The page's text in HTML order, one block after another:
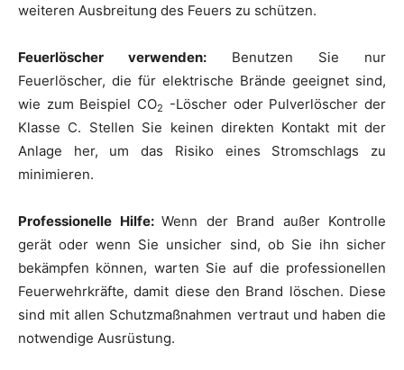
weiteren Ausbreitung des Feuers zu schützen.
Feuerlöscher verwenden: Benutzen Sie nur
Feuerlöscher, die für elektrische Brände geeignet sind,
wie zum Beispiel CO2
-Löscher oder Pulverlöscher der
Klasse C. Stellen Sie keinen direkten Kontakt mit der
Anlage her, um das Risiko eines Stromschlags zu
minimieren.
Professionelle Hilfe: Wenn der Brand außer Kontrolle
gerät oder wenn Sie unsicher sind, ob Sie ihn sicher
bekämpfen können, warten Sie auf die professionellen
Feuerwehrkräfte, damit diese den Brand löschen. Diese
sind mit allen Schutzmaßnahmen vertraut und haben die
notwendige Ausrüstung.